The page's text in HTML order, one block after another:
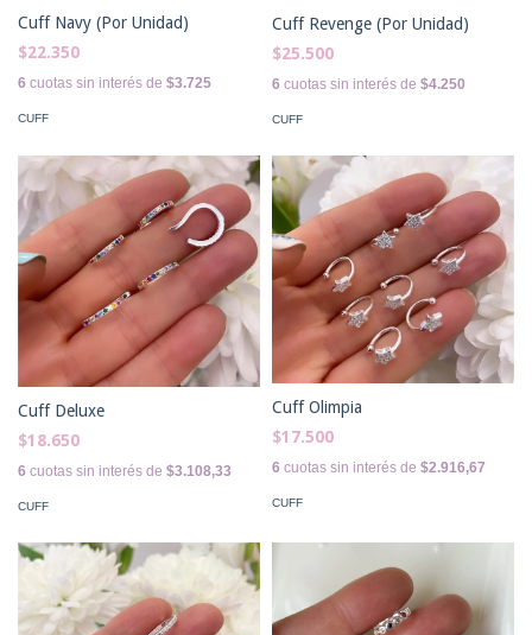
Cuff Navy (Por Unidad)
$22.350
6 cuotas sin interés de $3.725
CUFF
Cuff Revenge (Por Unidad)
$25.500
6 cuotas sin interés de $4.250
CUFF
Cuff Deluxe
$18.650
6 cuotas sin interés de $3.108,33
CUFF
Cuff Olimpia
$17.500
6 cuotas sin interés de $2.916,67
CUFF